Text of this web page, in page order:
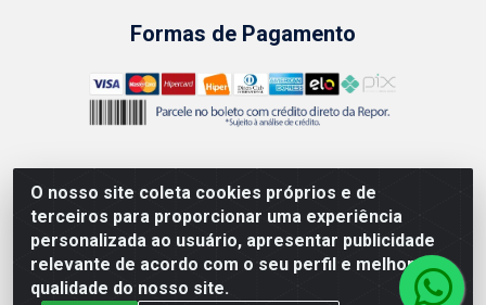
O nosso site coleta cookies próprios e de
terceiros para proporcionar uma experiência
personalizada ao usuário, apresentar publicidade
relevante de acordo com o seu perfil e melhorar a
qualidade do nosso site.
Formas de Pagamento
AMEV IMPORTADORA E DISTRIBUIDORA LTDA - Rodovia
MG-050 km 136 S/N - Cacôco de Cima, Divinópolis/MG -
CEP 35.500-970 – CNPJ 41.747.346/0001-35